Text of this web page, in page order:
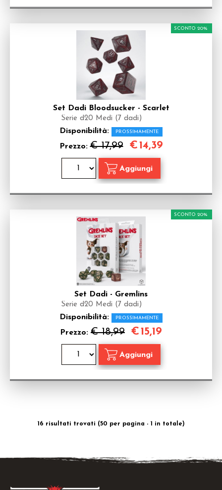
Set Dadi Bloodsucker - Scarlet
Serie d20 Medi (7 dadi)
Disponibilità: PROSSIMAMENTE
Prezzo:€ 17,99
SCONTO 20%
€14,39
Set Dadi - Gremlins
Serie d20 Medi (7 dadi)
Disponibilità: PROSSIMAMENTE
Prezzo: € 18,99
SCONTO 20%
€15,19
16 risultati trovati (50 per pagina - 1 in totale)